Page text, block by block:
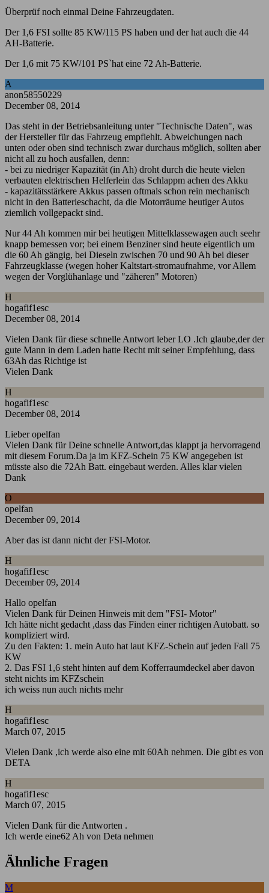
Überprüf noch einmal Deine Fahrzeugdaten.
Der 1,6 FSI sollte 85 KW/115 PS haben und der hat auch die 44
AH-Batterie.
Der 1,6 mit 75 KW/101 PS`hat eine 72 Ah-Batterie.
A
anon58550229
December 08, 2014
Das steht in der Betriebsanleitung unter "Technische Daten", was
der Hersteller für das Fahrzeug empfiehlt. Abweichungen nach
unten oder oben sind technisch zwar durchaus möglich, sollten aber
nicht all zu hoch ausfallen, denn:
- bei zu niedriger Kapazität (in Ah) droht durch die heute vielen
verbauten elektrischen Helferlein das Schlappm achen des Akku
- kapazitätsstärkere Akkus passen oftmals schon rein mechanisch
nicht in den Batterieschacht, da die Motorräume heutiger Autos
ziemlich vollgepackt sind.
Nur 44 Ah kommen mir bei heutigen Mittelklassewagen auch seehr
knapp bemessen vor; bei einem Benziner sind heute eigentlich um
die 60 Ah gängig, bei Dieseln zwischen 70 und 90 Ah bei dieser
Fahrzeugklasse (wegen hoher Kaltstart-stromaufnahme, vor Allem
wegen der Vorglühanlage und "zäheren" Motoren)
H
hogafif1esc
December 08, 2014
Vielen Dank für diese schnelle Antwort leber LO .Ich glaube,der der
gute Mann in dem Laden hatte Recht mit seiner Empfehlung, dass
63Ah das Richtige ist
Vielen Dank
H
hogafif1esc
December 08, 2014
Lieber opelfan
Vielen Dank für Deine schnelle Antwort,das klappt ja hervorragend
mit diesem Forum.Da ja im KFZ-Schein 75 KW angegeben ist
müsste also die 72Ah Batt. eingebaut werden. Alles klar vielen
Dank
O
opelfan
December 09, 2014
Aber das ist dann nicht der FSI-Motor.
H
hogafif1esc
December 09, 2014
Hallo opelfan
Vielen Dank für Deinen Hinweis mit dem "FSI- Motor"
Ich hätte nicht gedacht ,dass das Finden einer richtigen Autobatt. so
kompliziert wird.
Zu den Fakten: 1. mein Auto hat laut KFZ-Schein auf jeden Fall 75
KW
2. Das FSI 1,6 steht hinten auf dem Kofferraumdeckel aber davon
steht nichts im KFZschein
ich weiss nun auch nichts mehr
H
hogafif1esc
March 07, 2015
Vielen Dank ,ich werde also eine mit 60Ah nehmen. Die gibt es von
DETA
H
hogafif1esc
March 07, 2015
Vielen Dank für die Antworten .
Ich werde eine62 Ah von Deta nehmen
Ähnliche Fragen
M